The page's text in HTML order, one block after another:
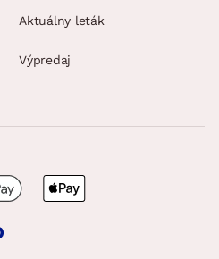
Aktuálny leták
Výpredaj